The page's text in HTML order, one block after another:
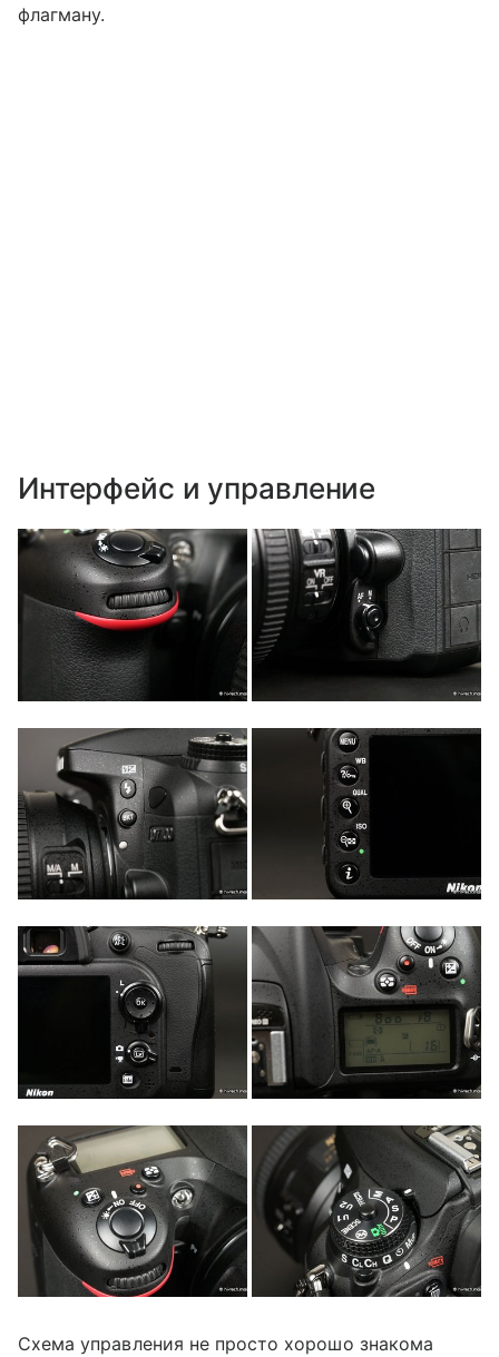
флагману.
Интерфейс и управление
Схема управления не просто хорошо знакома